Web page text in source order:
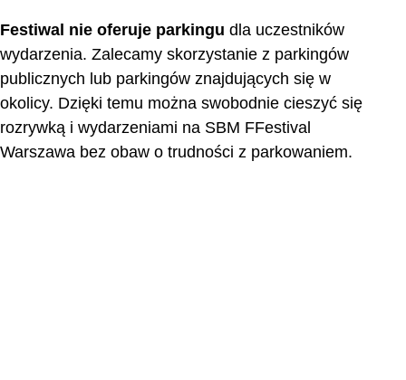
Festiwal nie oferuje parkingu dla uczestników
wydarzenia. Zalecamy skorzystanie z parkingów
publicznych lub parkingów znajdujących się w
okolicy. Dzięki temu można swobodnie cieszyć się
rozrywką i wydarzeniami na SBM FFestival
Warszawa bez obaw o trudności z parkowaniem.